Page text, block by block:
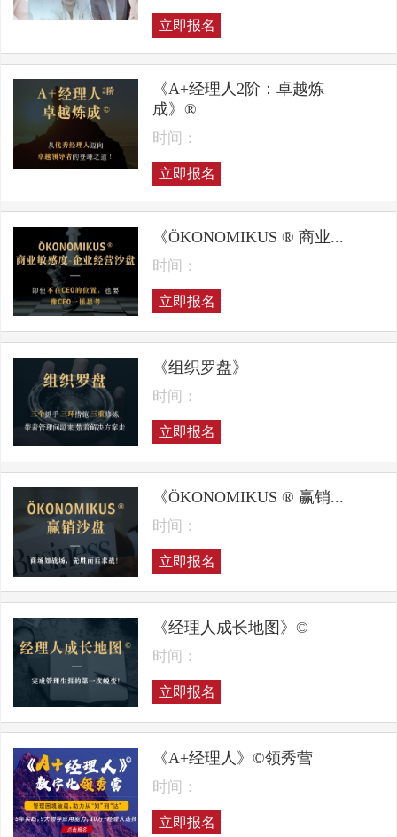
立即报名
《A+经理人2阶：卓越炼
成》®
时间：
立即报名
《ÖKONOMIKUS ® 商业...
时间：
立即报名
《组织罗盘》
时间：
立即报名
《ÖKONOMIKUS ® 赢销...
时间：
立即报名
《经理人成长地图》©
时间：
立即报名
《A+经理人》©领秀营
时间：
立即报名